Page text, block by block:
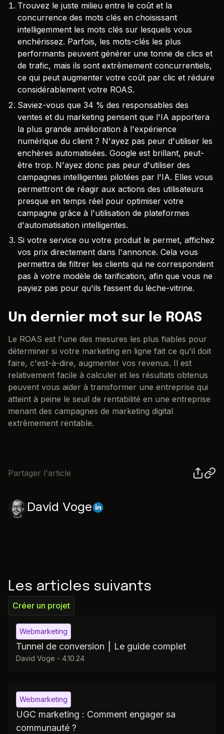
Trouvez le juste milieu entre le coût et la
concurrence des mots clés en choisissant
intelligemment les mots clés sur lesquels vous
enchérissez. Parfois, les mots-clés les plus
performants peuvent générer une tonne de clics et
de trafic, mais ils sont extrêmement concurrentiels,
ce qui peut augmenter votre coût par clic et réduire
considérablement votre ROAS.
Saviez-vous que 34 % des responsables des
ventes et du marketing pensent que l'IA apportera
la plus grande amélioration à l'expérience
numérique du client ? N'ayez pas peur d'utiliser les
enchères automatisées. Google est brillant, peut-
être trop. N'ayez donc pas peur d'utiliser des
campagnes intelligentes pilotées par l'IA. Elles vous
permettront de réagir aux actions des utilisateurs
presque en temps réel pour optimiser votre
campagne grâce à l'utilisation de plateformes
d'automatisation intelligentes.
Si votre service ou votre produit le permet, affichez
vos prix directement dans l'annonce. Cela vous
permettra de filtrer les clients qui ne correspondent
pas à votre modèle de tarification, afin que vous ne
payiez pas pour qu'ils fassent du lèche-vitrine.
Un dernier mot sur le ROAS
Le ROAS est l'une des mesures les plus fiables pour
déterminer si votre marketing en ligne fait ce qu'il doit
faire, c'est-à-dire, augmenter vos revenus. Il est
relativement facile à calculer et les résultats obtenus
peuvent vous aider à transformer une entreprise qui
atteint à peine le seuil de rentabilité en une entreprise
menant des campagnes de marketing digital
extrêmement rentable.
Partager l'article
David Voge
Les articles suivants
Créer un projet
Webmarketing
Tunnel de conversion ⎮ Le guide complet
David Voge - 4.10.24
Webmarketing
UGC marketing : Comment engager sa
communauté ?